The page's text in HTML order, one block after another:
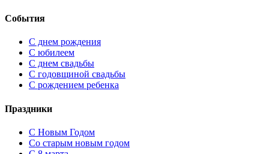
События
С днем рождения
С юбилеем
С днем свадьбы
С годовщиной свадьбы
С рождением ребенка
Праздники
C Новым Годом
Cо старым новым годом